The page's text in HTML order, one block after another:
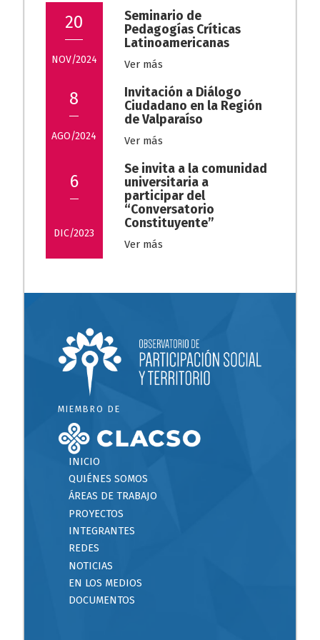
20
NOV/2024
Seminario de
Pedagogías Críticas
Latinoamericanas
Ver más
8
AGO/2024
Invitación a Diálogo
Ciudadano en la Región
de Valparaíso
Ver más
6
DIC/2023
Se invita a la comunidad
universitaria a
participar del
“Conversatorio
Constituyente”
Ver más
MIEMBRO DE
INICIO
QUIÉNES SOMOS
ÁREAS DE TRABAJO
PROYECTOS
INTEGRANTES
REDES
NOTICIAS
EN LOS MEDIOS
DOCUMENTOS